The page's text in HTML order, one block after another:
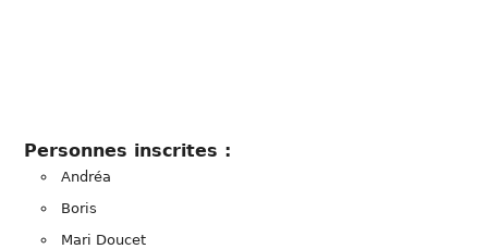
Personnes inscrites :
Andréa
Boris
Mari Doucet